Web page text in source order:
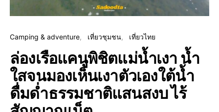
Camping & adventure เที่ยวชุมชน เที่ยวไทย
ล่องเรือแคนูพิชิตแม่น้ำเงา น้ำ
ใสจนมองเห็นเงาตัวเองใต้น้ำ
ดื่มด่ำธรรมชาติแสนสงบ ไร้